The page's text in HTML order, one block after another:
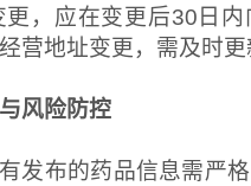
更，应在变更后30日
营地址变更，需及时
风险防控
布的药品信息需严格